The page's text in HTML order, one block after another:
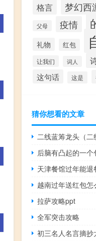
格言 梦幻西
父母 疫情
礼物 红包
让我们 词人
这句话 这是
猜你想看的文章
二线蓝筹龙头（二
天津餐馆过年能退
越南过年送红包怎
拉萨攻略ppt
全军突击攻略
初三名人名言摘抄